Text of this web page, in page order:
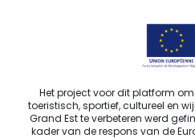
Het project voor dit platform
toeristisch, sportief, cultureel en
Grand Est te verbeteren werd
kader van de respons van de